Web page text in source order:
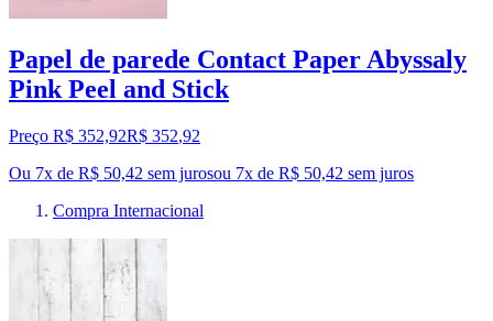
Papel de parede Contact Paper Abyssaly
Pink Peel and Stick
Preço R$ 352,92R$ 352,92
Ou 7x de R$ 50,42 sem jurosou 7x de R$ 50,42 sem juros
Compra Internacional